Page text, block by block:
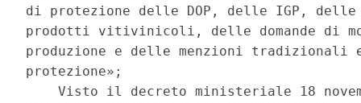
di protezione delle DOP, delle IGP,
prodotti vitivinicoli, delle domande di
produzione e delle menzioni tradizionali
protezione»;
Visto il decreto ministeriale 18